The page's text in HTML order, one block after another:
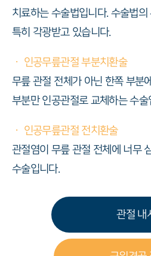
치료하는 수술법입니다. 수술법의
특히 각광받고 있습니다.
ㆍ 인공무릎관절 부분치환술
무릎 관절 전체가 아닌 한쪽 부분
부분만 인공관절로 교체하는 수술
ㆍ 인공무릎관절 전치환술
관절염이 무릎 관절 전체에 너무
수술입니다.
관절 내